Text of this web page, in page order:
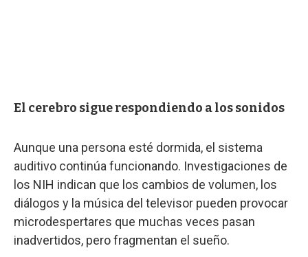
El cerebro sigue respondiendo a los sonidos
Aunque una persona esté dormida, el sistema
auditivo continúa funcionando. Investigaciones de
los NIH indican que los cambios de volumen, los
diálogos y la música del televisor pueden provocar
microdespertares que muchas veces pasan
inadvertidos, pero fragmentan el sueño.